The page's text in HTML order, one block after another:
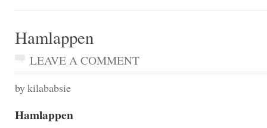
Hamlappen
LEAVE A COMMENT
by kilababsie
Hamlappen